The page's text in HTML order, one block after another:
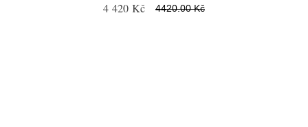
4 420 Kč 4420.00 Kč